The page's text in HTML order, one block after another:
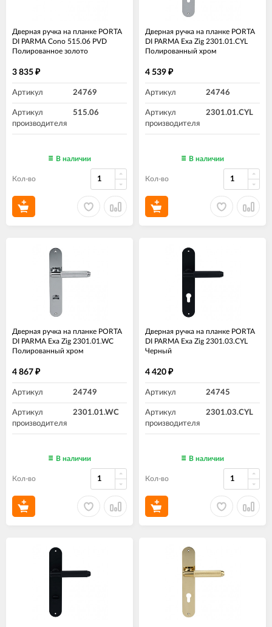
Дверная ручка на планке PORTA
DI PARMA Cono 515.06 PVD
Полированное золото
3 835 ₽
Артикул 24769
Артикул
производителя
515.06
В наличии
Кол-во
Дверная ручка на планке PORTA
DI PARMA Exa Zig 2301.01.CYL
Полированный хром
4 539 ₽
Артикул 24746
Артикул
производителя
2301.01.CYL
В наличии
Кол-во
Дверная ручка на планке PORTA
DI PARMA Exa Zig 2301.01.WC
Полированный хром
4 867 ₽
Артикул 24749
Артикул
производителя
2301.01.WC
В наличии
Кол-во
Дверная ручка на планке PORTA
DI PARMA Exa Zig 2301.03.CYL
Черный
4 420 ₽
Артикул 24745
Артикул
производителя
2301.03.CYL
В наличии
Кол-во